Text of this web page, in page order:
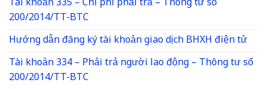
200/2014/TT-BTC
Hướng dẫn đăng ký tài khoản giao dịch BHXH điện tử
Tài khoản 334 – Phải trả người lao động – Thông tư số
200/2014/TT-BTC